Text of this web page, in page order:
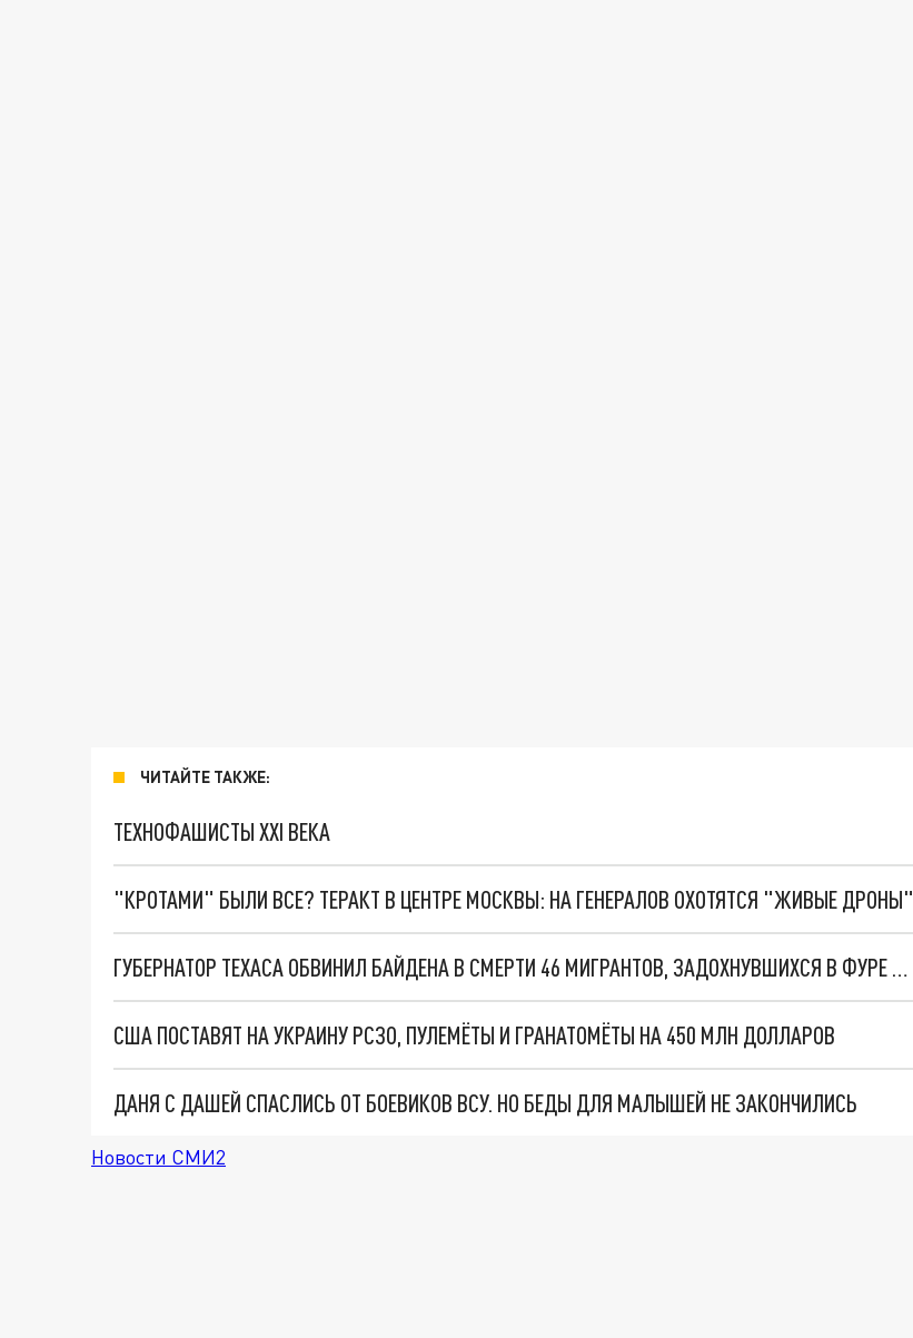
ЧИТАЙТЕ ТАКЖЕ:
ТЕХНОФАШИСТЫ XXI ВЕКА
"КРОТАМИ" БЫЛИ ВСЕ? ТЕРАКТ В ЦЕНТРЕ МОСКВЫ: НА ГЕНЕРАЛОВ ОХОТЯТСЯ "ЖИВЫЕ ДРОНЫ"
ГУБЕРНАТОР ТЕХАСА ОБВИНИЛ БАЙДЕНА В СМЕРТИ 46 МИГРАНТОВ, ЗАДОХНУВШИХСЯ В ФУРЕ ОТ ЖАРЫ
США ПОСТАВЯТ НА УКРАИНУ РСЗО, ПУЛЕМЁТЫ И ГРАНАТОМЁТЫ НА 450 МЛН ДОЛЛАРОВ
ДАНЯ С ДАШЕЙ СПАСЛИСЬ ОТ БОЕВИКОВ ВСУ. НО БЕДЫ ДЛЯ МАЛЫШЕЙ НЕ ЗАКОНЧИЛИСЬ
Новости СМИ2